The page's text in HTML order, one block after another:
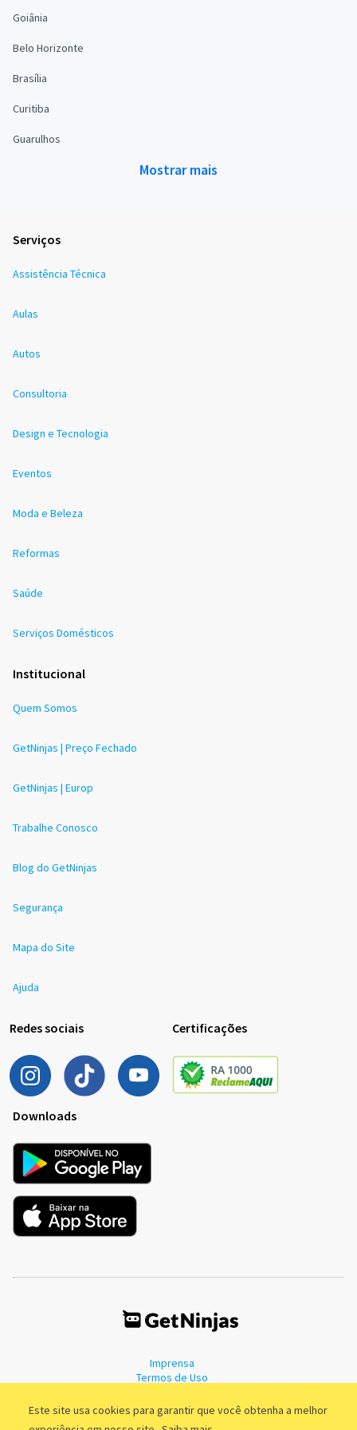
Este site usa cookies para garantir que você obtenha a melhor
Goiânia
Belo Horizonte
Brasília
Curitiba
Guarulhos
Mostrar mais
Serviços
Assistência Técnica
Aulas
Autos
Consultoria
Design e Tecnologia
Eventos
Moda e Beleza
Reformas
Saúde
Serviços Domésticos
Institucional
Quem Somos
GetNinjas | Preço Fechado
GetNinjas | Europ
Trabalhe Conosco
Blog do GetNinjas
Segurança
Mapa do Site
Ajuda
Redes sociais Certificações
Downloads
Imprensa
Termos de Uso